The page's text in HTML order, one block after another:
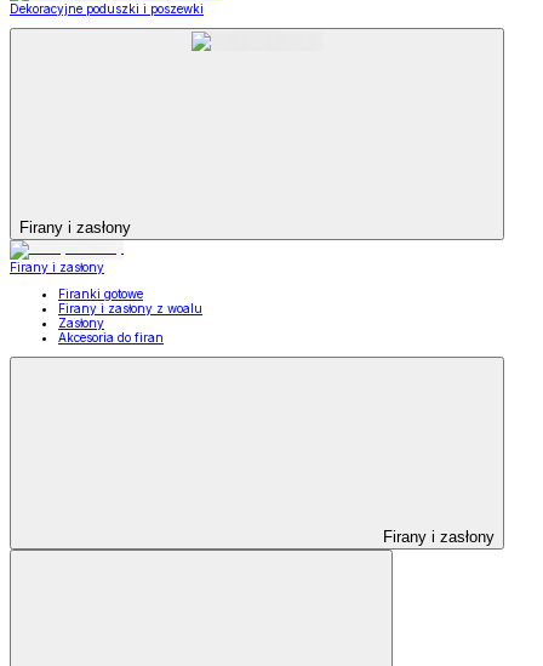
Dekoracyjne poduszki i poszewki
Firany i zasłony
Firany i zasłony
Firanki gotowe
Firany i zasłony z woalu
Zasłony
Akcesoria do firan
Firany i zasłony